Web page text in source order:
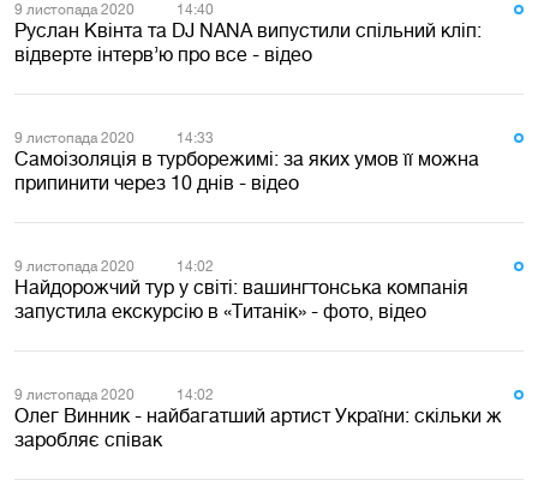
9 листопада 2020 14:40
Руслан Квінта та DJ NANA випустили спільний кліп:
відверте інтерв’ю про все - відео
9 листопада 2020 14:33
Самоізоляція в турборежимі: за яких умов її можна
припинити через 10 днів - відео
9 листопада 2020 14:02
Найдорожчий тур у світі: вашингтонська компанія
запустила екскурсію в «Титанік» - фото, відео
9 листопада 2020 14:02
Олег Винник - найбагатший артист України: скільки ж
заробляє співак